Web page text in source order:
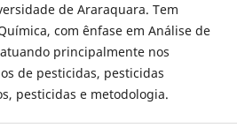
de Araraquara. Tem
com ênfase em Análise de
principalmente nos
de pesticidas, pesticidas
pesticidas e metodologia.